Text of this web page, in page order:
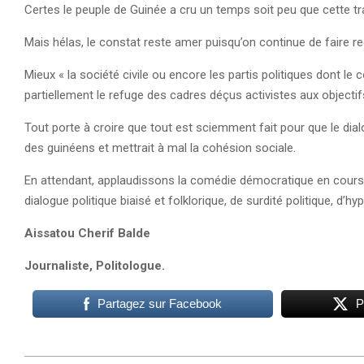
Certes le peuple de Guinée a cru un temps soit peu que cette
Mais hélas, le constat reste amer puisqu’on continue de faire
Mieux « la société civile ou encore les partis politiques dont
partiellement le refuge des cadres déçus activistes aux
Tout porte à croire que tout est sciemment fait pour que le
des guinéens et mettrait à mal la cohésion sociale.
En attendant, applaudissons la comédie démocratique en
dialogue politique biaisé et folklorique, de surdité politique,
Aissatou Cherif Balde
Journaliste, Politologue.
Partagez sur Facebook